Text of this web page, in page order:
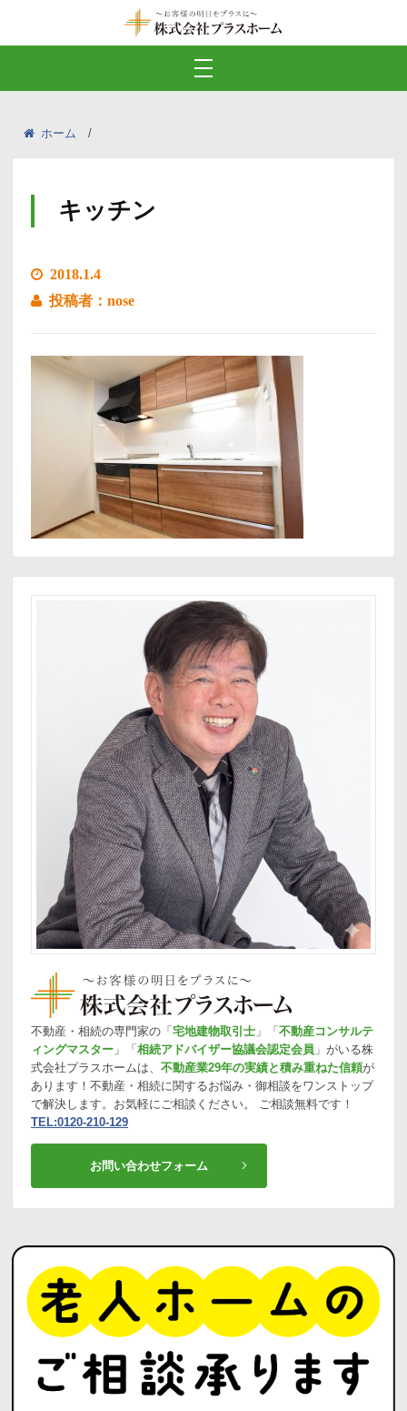
ホーム
キッチン
2018.1.4
投稿者：nose
不動産・相続の専門家の「宅地建物取引士 」「不動産コンサルテ
ィングマスター 」「相続アドバイザー協議会認定会員 」がいる株
式会社プラスホームは、 不動産業29年の実績と積み重ねた信頼が
あります！不動産・相続に関するお悩み・御相談をワンストップ
で解決します。お気軽にご相談ください。 ご相談無料です！
TEL:0120-210-129
お問い合わせフォーム